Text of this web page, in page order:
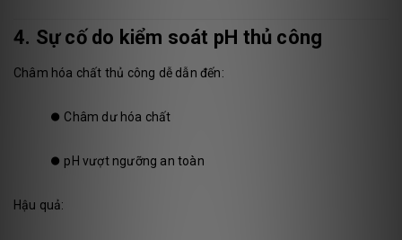
4. Sự cố do kiểm soát pH thủ công
Châm hóa chất thủ công dễ dẫn đến:
⏺️ Châm dư hóa chất
⏺️ pH vượt ngưỡng an toàn
Hậu quả: